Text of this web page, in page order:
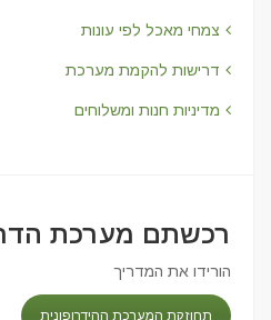
צמחי מאכל לפי עונות
דרישות להקמת מערכת
מדיניות חנות ומשלוחים
רכשתם מערכת
הורידו את המדריך
תחוזקת המערכת ההידרופונית